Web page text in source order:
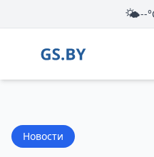
🌤️--
Новости